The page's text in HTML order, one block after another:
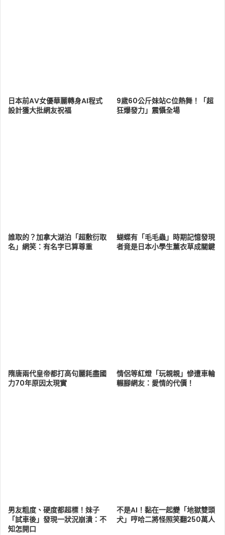
日本前AV女優華麗轉身AI程式
設計獲大批網友祝福
9歲60公斤妹站C位熱舞！「超
狂爆發力」震懾全場
誰取的？加拿大湖泊「超敷衍取
名」網笑：有名字已算尊重
蝴蝶有「毛毛蟲」時期記憶發現
者竟是日本小學生薰衣草成關鍵
隋唐兩代皇帝都打高句麗耗盡國
力70年原因太現實
情侶等紅燈「玩親親」慘遭車輪
輾腳網友：愛情的代價！
男友粗度、硬度都超標！妹子
「試車後」發現一狀況崩潰：不
知怎開口
不是AI！黏在一起變「地獄雙頭
犬」哼哈二將怪照笑翻250萬人